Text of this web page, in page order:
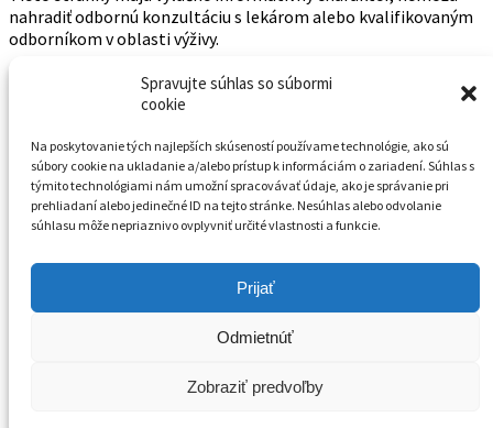
Spravujte súhlas so súbormi
cookie
Na poskytovanie tých najlepších skúseností používame technológie, ako sú
súbory cookie na ukladanie a/alebo prístup k informáciám o zariadení. Súhlas s
týmito technológiami nám umožní spracovávať údaje, ako je správanie pri
prehliadaní alebo jedinečné ID na tejto stránke. Nesúhlas alebo odvolanie
súhlasu môže nepriaznivo ovplyvniť určité vlastnosti a funkcie.
Prijať
Odmietnúť
Zobraziť predvoľby
nahradiť odbornú konzultáciu s lekárom alebo kvalifikovaným
odborníkom v oblasti výživy.
Prevádzkovateľ stránky nenesie zodpovednosť za obsah
webových stránok, vrátane správnosti, úplnosti a aktuálnosti
uverejnené, vrátane informácií umiestnených na webových
stránkach, na ktoré sa odkazuje. Každý užívateľ využíva webovú
stránku a jej obsah na vlastné riziko.
O nás
Združenie na pomoc ľuďom postihnutým fenylketonúriou
(„Združenie PKU“) vzniklo registráciou na Ministerstve vnútra
SR dňa: 25. 8. 1997, číslo spisu: VVS/1-900/90-13116, a to s
hlavným cieľom pomôcť ľuďom s touto vzácnou vrodenou